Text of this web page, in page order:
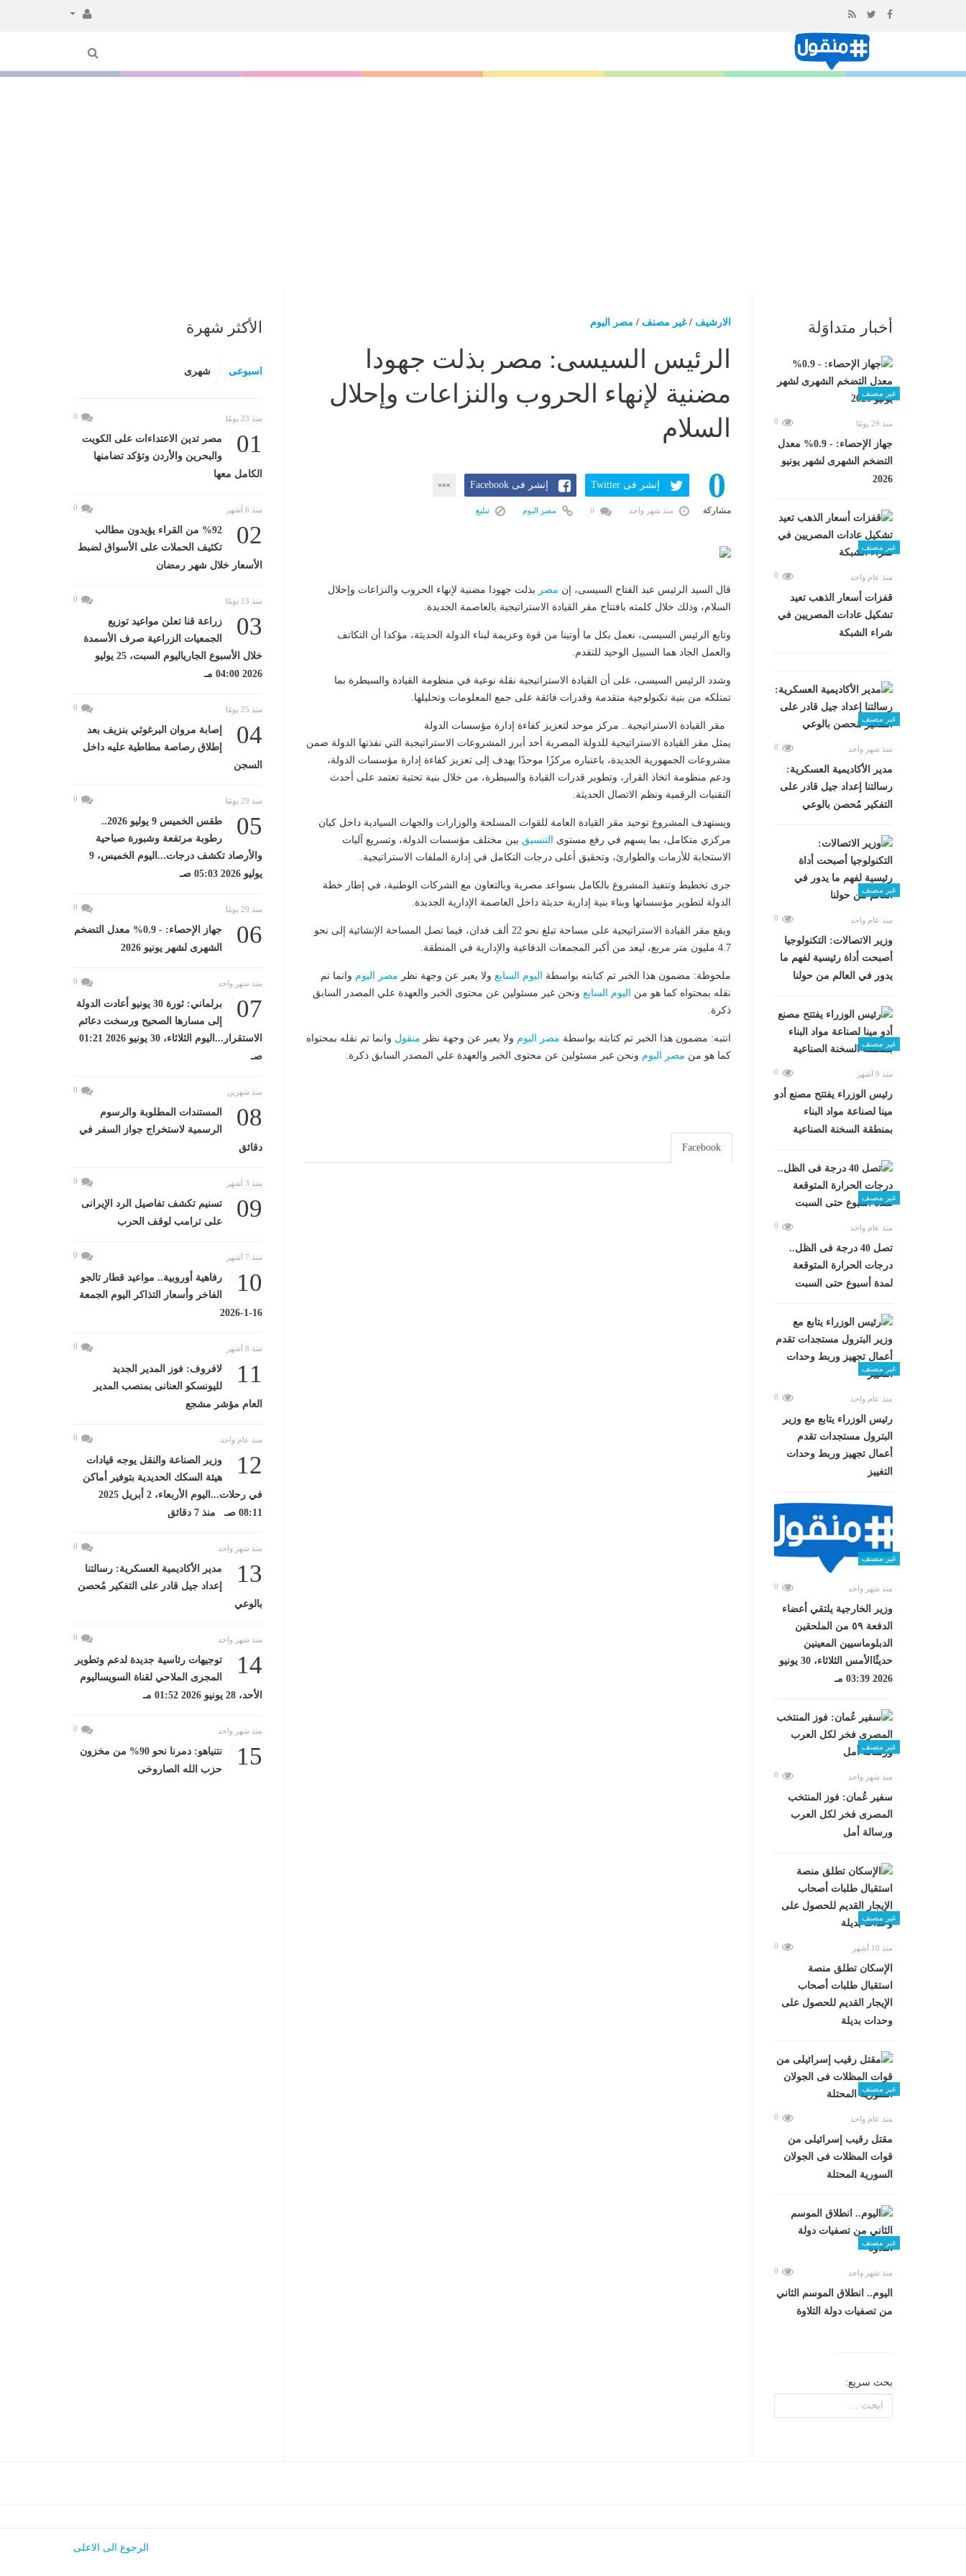
المحتوى
أخبار متداوَلة
غير مصنف
منذ 29 يومًا 0
جهاز الإحصاء: - 0.9% معدل
التضخم الشهرى لشهر يونيو
2026
غير مصنف
منذ عام واحد 0
قفزات أسعار الذهب تعيد
تشكيل عادات المصريين في
شراء الشبكة
غير مصنف
منذ شهر واحد 0
مدير الأكاديمية العسكرية:
رسالتنا إعداد جيل قادر على
التفكير مُحصن بالوعي
غير مصنف
منذ عام واحد 0
وزير الاتصالات: التكنولوجيا
أصبحت أداة رئيسية لفهم ما
يدور في العالم من حولنا
غير مصنف
منذ 9 أشهر 0
رئيس الوزراء يفتتح مصنع أدو
مينا لصناعة مواد البناء
بمنطقة السخنة الصناعية
غير مصنف
منذ عام واحد 0
تصل 40 درجة فى الظل..
درجات الحرارة المتوقعة
لمدة أسبوع حتى السبت
غير مصنف
منذ عام واحد 0
رئيس الوزراء يتابع مع وزير
البترول مستجدات تقدم
أعمال تجهيز وربط وحدات
التغييز
غير مصنف
منذ شهر واحد 0
وزير الخارجية يلتقي أعضاء
الدفعة ٥٩ من الملحقين
الدبلوماسيين المعينين
حديثًاالأمس الثلاثاء، 30 يونيو
2026 03:39 مـ
غير مصنف
منذ شهر واحد 0
سفير عُمان: فوز المنتخب
المصرى فخر لكل العرب
ورسالة أمل
غير مصنف
منذ 10 أشهر 0
الإسكان تطلق منصة
استقبال طلبات أصحاب
الإيجار القديم للحصول على
وحدات بديلة
غير مصنف
منذ عام واحد 0
مقتل رقيب إسرائيلى من
قوات المظلات فى الجولان
السورية المحتلة
غير مصنف
منذ شهر واحد 0
اليوم.. انطلاق الموسم الثاني
من تصفيات دولة التلاوة
بحث سريع:
الارشيف /غير مصنف / مصر اليوم
الرئيس السيسى: مصر بذلت جهودا
مضنية لإنهاء الحروب والنزاعات وإحلال
السلام
0
مشاركة
إنشر فى Twitter إنشر فى Facebook
منذ شهر واحد مصر اليوم تبليغ
قال السيد الرئيس عبد الفتاح السيسى، إن مصر بذلت جهودا مضنية لإنهاء الحروب والنزاعات وإحلال
السلام، وذلك خلال كلمته بافتتاح مقر القيادة الاستراتيجية بالعاصمة الجديدة.
وتابع الرئيس السيسى، نعمل بكل ما أوتينا من قوة وعزيمة لبناء الدولة الحديثة، مؤكدا أن التكاتف
والعمل الجاد هما السبيل الوحيد للتقدم.
وشدد الرئيس السيسى، على أن القيادة الاستراتيجية نقلة نوعية في منظومة القيادة والسيطرة بما
تمتلكه من بنية تكنولوجية متقدمة وقدرات فائقة على جمع المعلومات وتحليلها.
مقر القيادة الاستراتيجية.. مركز موحد لتعزيز كفاءة إدارة مؤسسات الدولة
يمثل مقر القيادة الاستراتيجية للدولة المصرية أحد أبرز المشروعات الاستراتيجية التي نفذتها الدولة ضمن
مشروعات الجمهورية الجديدة، باعتباره مركزًا موحدًا يهدف إلى تعزيز كفاءة إدارة مؤسسات الدولة،
ودعم منظومة اتخاذ القرار، وتطوير قدرات القيادة والسيطرة، من خلال بنية تحتية تعتمد على أحدث
التقنيات الرقمية ونظم الاتصال الحديثة.
ويستهدف المشروع توحيد مقر القيادة العامة للقوات المسلحة والوزارات والجهات السيادية داخل كيان
مركزي متكامل، بما يسهم في رفع مستوى
التنسيق بين مختلف مؤسسات الدولة، وتسريع آليات
الاستجابة للأزمات والطوارئ، وتحقيق أعلى درجات التكامل في إدارة الملفات الاستراتيجية.
جرى تخطيط وتنفيذ المشروع بالكامل بسواعد مصرية وبالتعاون مع الشركات الوطنية، في إطار خطة
الدولة لتطوير مؤسساتها وبناء بنية إدارية حديثة داخل العاصمة الإدارية الجديدة.
ويقع مقر القيادة الاستراتيجية على مساحة تبلغ نحو 22 ألف فدان، فيما تصل المساحة الإنشائية إلى نحو
4.7 مليون متر مربع، ليعد من أكبر المجمعات الدفاعية والإدارية في المنطقة.
ملحوظة: مضمون هذا الخبر تم كتابته بواسطة اليوم السابع ولا يعبر عن وجهة نظر مصر اليوم وانما تم
نقله بمحتواه كما هو من
اليوم السابع ونحن غير مسئولين عن محتوى الخبر والعهدة علي المصدر السابق
ذكرة.
انتبه: مضمون هذا الخبر تم كتابته بواسطة مصر اليوم ولا يعبر عن وجهة نظر منقول وانما تم نقله بمحتواه
كما هو من مصر اليوم ونحن غير مسئولين عن محتوى الخبر والعهدة علي المصدر السابق ذكرة.
Facebook
الأكثر شهرة
اسبوعى شهرى
منذ 23 يومًا 0
01
مصر تدين الاعتداءات على الكويت
والبحرين والأردن وتؤكد تضامنها
الكامل معها
منذ 6 أشهر 0
02
%92 من القراء يؤيدون مطالب
تكثيف الحملات على الأسواق لضبط
الأسعار خلال شهر رمضان
منذ 13 يومًا 0
03
زراعة قنا تعلن مواعيد توزيع
الجمعيات الزراعية صرف الأسمدة
خلال الأسبوع الجارياليوم السبت، 25 يوليو
2026 04:00 مـ
منذ 25 يومًا 0
04
إصابة مروان البرغوثي بنزيف بعد
إطلاق رصاصة مطاطية عليه داخل
السجن
منذ 29 يومًا 0
05
طقس الخميس 9 يوليو 2026..
رطوبة مرتفعة وشبورة صباحية
والأرصاد تكشف درجات...اليوم الخميس، 9
يوليو 2026 05:03 صـ
منذ 29 يومًا 0
06
جهاز الإحصاء: - 0.9% معدل التضخم
الشهرى لشهر يونيو 2026
منذ شهر واحد 0
07
برلماني: ثورة 30 يونيو أعادت الدولة
إلى مسارها الصحيح ورسخت دعائم
الاستقرار...اليوم الثلاثاء، 30 يونيو 2026 01:21
صـ
منذ شهرين 0
08
المستندات المطلوبة والرسوم
الرسمية لاستخراج جواز السفر في
دقائق
منذ 3 أشهر 0
09
تسنيم تكشف تفاصيل الرد الإيرانى
على ترامب لوقف الحرب
منذ 7 أشهر 0
10
رفاهية أوروبية.. مواعيد قطار تالجو
الفاخر وأسعار التذاكر اليوم الجمعة
16-1-2026
منذ 8 أشهر 0
11
لافروف: فوز المدير الجديد
لليونسكو العنانى بمنصب المدير
العام مؤشر مشجع
منذ عام واحد 0
12
وزير الصناعة والنقل يوجه قيادات
هيئة السكك الحديدية بتوفير أماكن
في رحلات...اليوم الأربعاء، 2 أبريل 2025
08:11 صـ منذ 7 دقائق
منذ شهر واحد 0
13
مدير الأكاديمية العسكرية: رسالتنا
إعداد جيل قادر على التفكير مُحصن
بالوعي
منذ شهر واحد 0
14
توجيهات رئاسية جديدة لدعم وتطوير
المجرى الملاحي لقناة السويساليوم
الأحد، 28 يونيو 2026 01:52 مـ
منذ شهر واحد 0
15
نتنياهو: دمرنا نحو 90% من مخزون
حزب الله الصاروخى
الرجوع الى الاعلى